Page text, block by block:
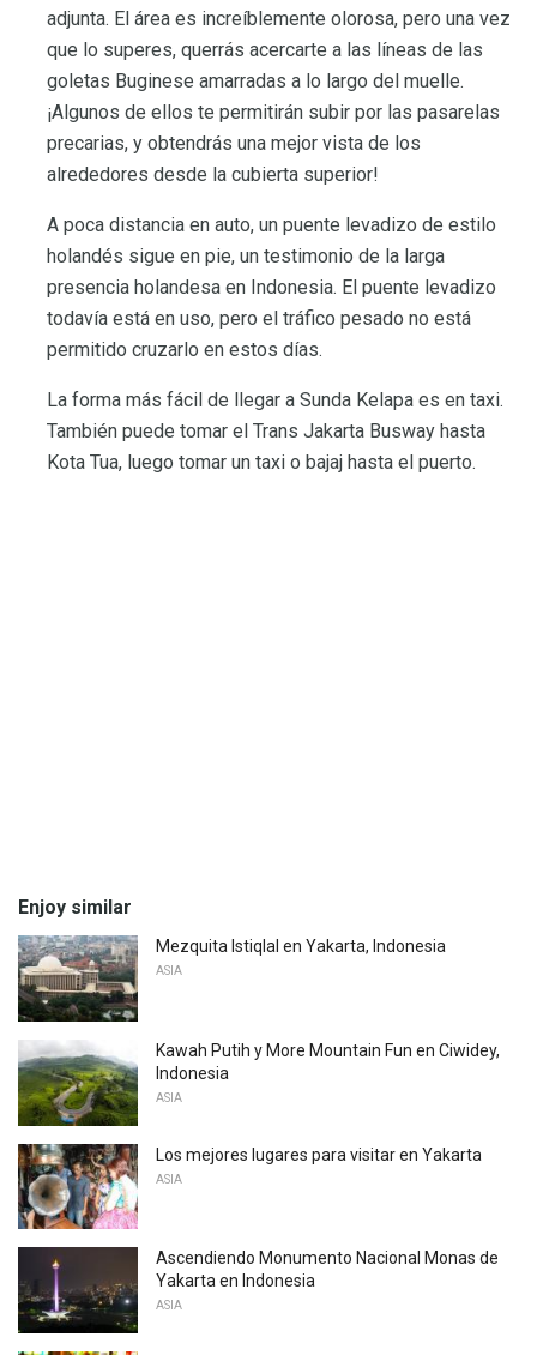
adjunta. El área es increíblemente olorosa, pero una vez
que lo superes, querrás acercarte a las líneas de las
goletas Buginese amarradas a lo largo del muelle.
¡Algunos de ellos te permitirán subir por las pasarelas
precarias, y obtendrás una mejor vista de los
alrededores desde la cubierta superior!
A poca distancia en auto, un puente levadizo de estilo
holandés sigue en pie, un testimonio de la larga
presencia holandesa en Indonesia. El puente levadizo
todavía está en uso, pero el tráfico pesado no está
permitido cruzarlo en estos días.
La forma más fácil de llegar a Sunda Kelapa es en taxi.
También puede tomar el Trans Jakarta Busway hasta
Kota Tua, luego tomar un taxi o bajaj hasta el puerto.
Enjoy similar
Mezquita Istiqlal en Yakarta, Indonesia
ASIA
Kawah Putih y More Mountain Fun en Ciwidey,
Indonesia
ASIA
Los mejores lugares para visitar en Yakarta
ASIA
Ascendiendo Monumento Nacional Monas de
Yakarta en Indonesia
ASIA